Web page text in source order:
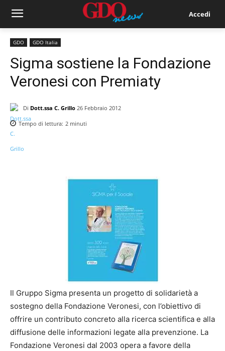
Accedi
GDO GDO Italia
Sigma sostiene la Fondazione
Veronesi con Premiaty
Di Dott.ssa C. Grillo 26 Febbraio 2012
Tempo di lettura: 2 minuti
Il Gruppo Sigma presenta un progetto di solidarietà a
sostegno della Fondazione Veronesi, con l’obiettivo di
offrire un contributo concreto alla ricerca scientifica e alla
diffusione delle informazioni legate alla prevenzione. La
Fondazione Veronesi dal 2003 opera a favore della